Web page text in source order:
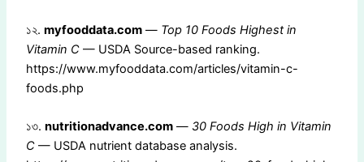
১২.myfooddata.com — Top 10 Foods Highest in
Vitamin C — USDA Source-based ranking.
https://www.myfooddata.com/articles/vitamin-c-
foods.php
১৩.nutritionadvance.com — 30 Foods High in Vitamin
C — USDA nutrient database analysis.